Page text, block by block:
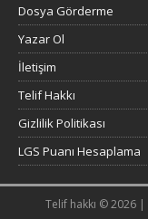
Dosya Görderme
Yazar Ol
İletişim
Telif Hakkı
Gizlilik Politikası
LGS Puanı Hesaplama
Telif hakkı © 2026 |